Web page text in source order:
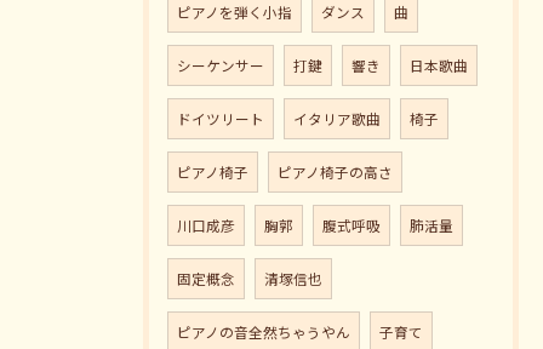
ピアノを弾く小指 ダンス 曲
シーケンサー 打鍵 響き 日本歌曲
ドイツリート イタリア歌曲 椅子
ピアノ椅子 ピアノ椅子の高さ
川口成彦 胸郭 腹式呼吸 肺活量
固定概念 清塚信也
ピアノの音全然ちゃうやん 子育て